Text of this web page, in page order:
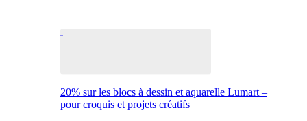
20% sur les blocs à dessin et aquarelle Lumart –
pour croquis et projets créatifs